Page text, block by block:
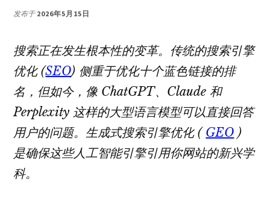
发布于 2026年5月15日
搜索正在发生根本性的变革。传统的搜索引擎
优化 (SEO) 侧重于优化十个蓝色链接的排
名，但如今，像 ChatGPT、Claude 和
Perplexity 这样的大型语言模型可以直接回答
用户的问题。生成式搜索引擎优化 ( GEO )
是确保这些人工智能引擎引用你网站的新兴学
科。